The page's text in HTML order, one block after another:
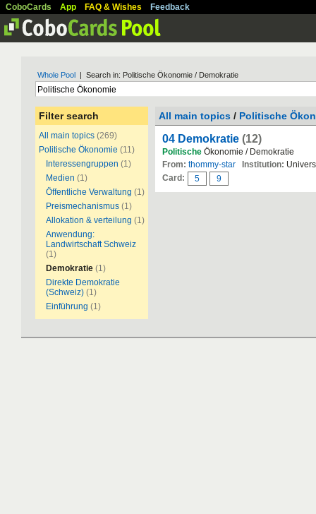
CoboCards App FAQ & Wishes Feedback
Whole Pool | Search in: Politische Ökonomie / Demokratie
Filter search
All main topics (269)
Politische Ökonomie (11)
Interessengruppen (1)
Medien (1)
Öffentliche Verwaltung (1)
Preismechanismus (1)
Allokation & verteilung (1)
Anwendung:
Landwirtschaft Schweiz
(1)
Demokratie (1)
Direkte Demokratie
(Schweiz) (1)
Einführung (1)
All main topics / Politische
04 Demokratie (12)
Politische Ökonomie / Demokratie
From: thommy-star Institution:
Card:
5 9